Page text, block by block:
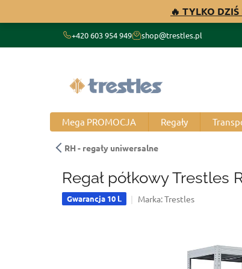
🔥 TYLKO
+420 603 954 949 shop@trestles.pl
Mega PROMOCJA Regały
RH - regały uniwersalne
Regał półkowy Trestles
Gwarancja 10 l. Marka:Trestles